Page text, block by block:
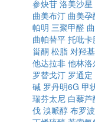
参炔苷 洛美沙星
曲美布汀 曲美孕
帕明 三聚甲醛
曲帕替平 托吡卡
甾酮 松脂 对羟
他达拉非 他林洛
罗替戈汀 罗通定
碱 罗丹明6G 甲
瑞芬太尼 白藜芦
伐 溴哌醇 布罗